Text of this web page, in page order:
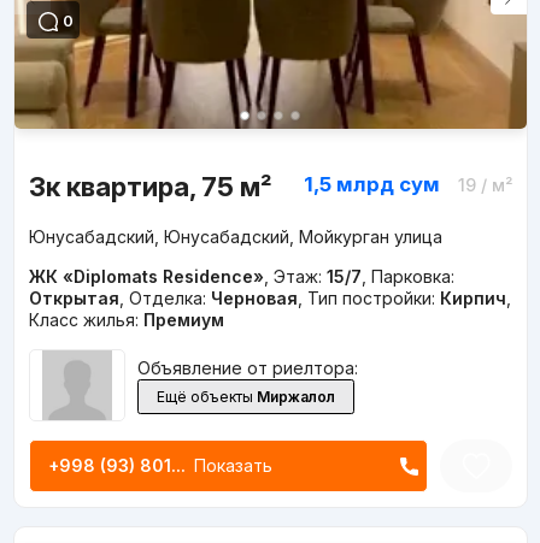
0
3к квартира, 75 м² 1,5 млрд сум 19/ м²
Юнусабадский, Юнусабадский, Мойкурган улица
ЖК «Diplomats Residence» Этаж: 15/7 Парковка:
Открытая Отделка: Черновая Тип постройки: Кирпич
Класс жилья: Премиум
Объявление от риелтора:
Ещё объекты Миржалол
+998 (93) 801... Показать